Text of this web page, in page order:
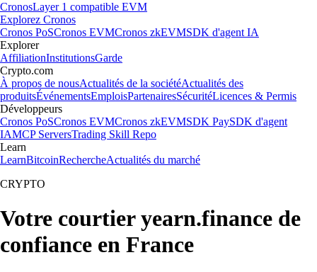
CronosLayer 1 compatible EVM
Explorez Cronos
Cronos PoSCronos EVMCronos zkEVMSDK d'agent IA
Explorer
AffiliationInstitutionsGarde
Crypto.com
À propos de nousActualités de la sociétéActualités des
produitsÉvénementsEmploisPartenairesSécuritéLicences & Permis
Développeurs
Cronos PoSCronos EVMCronos zkEVMSDK PaySDK d'agent
IAMCP ServersTrading Skill Repo
Learn
LearnBitcoinRechercheActualités du marché
CRYPTO
Votre courtier yearn.finance de
confiance en France